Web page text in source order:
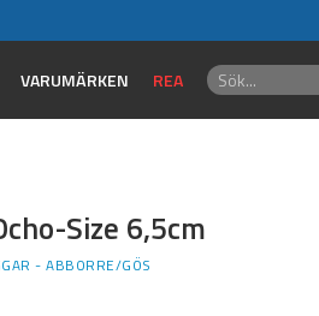
VARUMÄRKEN REA Sök
Size 6,5cm
- ABBORRE/GÖS